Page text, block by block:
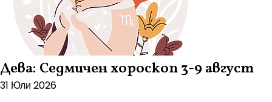
Дева: Седмичен хороскоп 3-9 август
31 Юли 2026